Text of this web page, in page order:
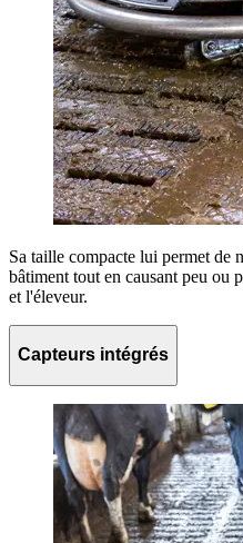
Sa taille compacte lui permet de
bâtiment tout en causant peu ou
et l'éleveur.
Capteurs intégrés